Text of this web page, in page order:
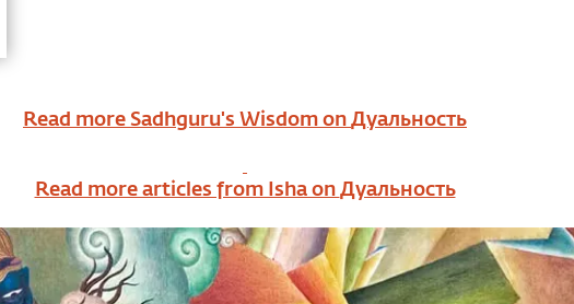
Read more Sadhguru's Wisdom onДуальность
Read more articles from Isha onДуальность